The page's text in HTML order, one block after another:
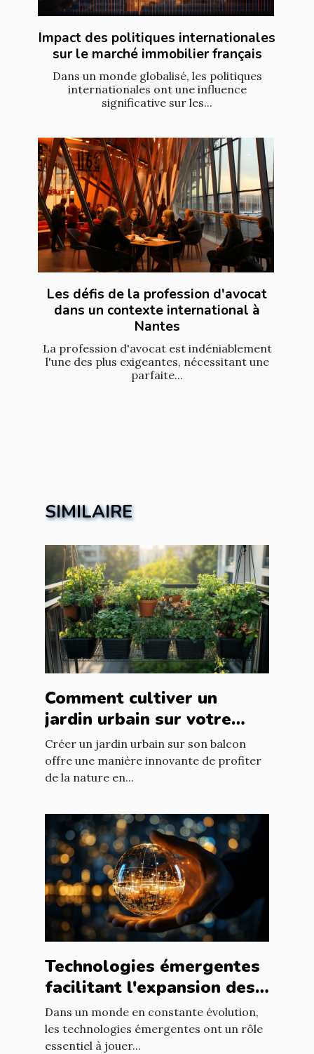
Impact des politiques internationales
sur le marché immobilier français
Dans un monde globalisé, les politiques
internationales ont une influence
significative sur les...
Les défis de la profession d'avocat
dans un contexte international à
Nantes
La profession d'avocat est indéniablement
l'une des plus exigeantes, nécessitant une
parfaite...
SIMILAIRE
Comment cultiver un
jardin urbain sur votre
balcon
Créer un jardin urbain sur son balcon
offre une manière innovante de profiter
de la nature en...
Technologies émergentes
facilitant l'expansion des
entreprises
Dans un monde en constante évolution,
les technologies émergentes ont un rôle
essentiel à jouer...